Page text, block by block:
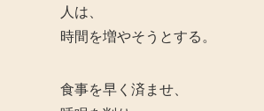
人は、
時間を増やそうとする。
食事を早く済ませ、